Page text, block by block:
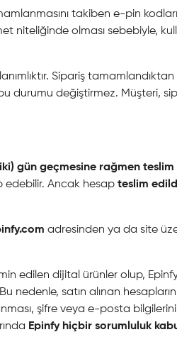
takiben e-pin
niteliğinde olması sebebiyle,
Sipariş
durumu değiştirmez. Müşteri,
gün geçmesine rağmen
Ancak hesap teslim
adresinden ya da site
edilen dijital ürünler olup,
nedenle, satın alınan
şifre veya e-posta
Epinfy hiçbir sorumluluk